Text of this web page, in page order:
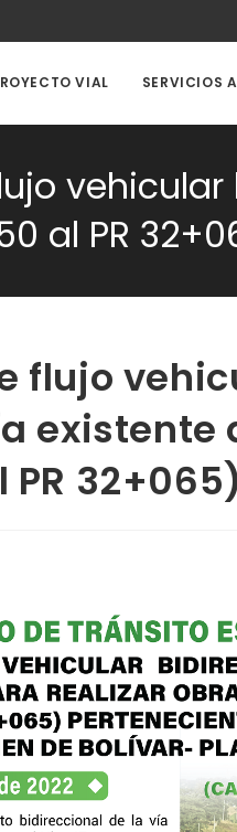
VIAL SERVICIOS
al PR
flujo
existente
PR